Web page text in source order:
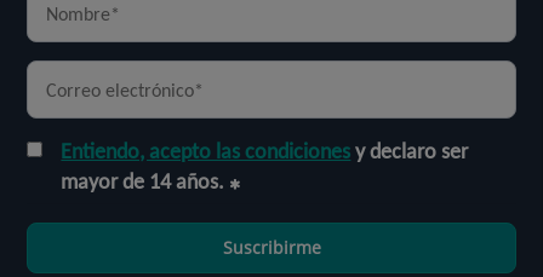
Entiendo, acepto las condicionesy declaro ser
mayor de 14 años.
Suscribirme